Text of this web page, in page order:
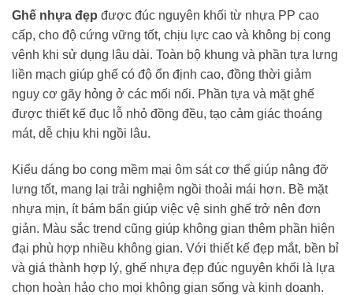
Ghế nhựa đẹp được đúc nguyên khối từ nhựa PP cao
cấp, cho độ cứng vững tốt, chịu lực cao và không bị cong
vênh khi sử dụng lâu dài. Toàn bộ khung và phần tựa lưng
liền mạch giúp ghế có độ ổn định cao, đồng thời giảm
nguy cơ gãy hỏng ở các mối nối. Phần tựa và mặt ghế
được thiết kế đục lỗ nhỏ đồng đều, tạo cảm giác thoáng
mát, dễ chịu khi ngồi lâu.
Kiểu dáng bo cong mềm mại ôm sát cơ thể giúp nâng đỡ
lưng tốt, mang lại trải nghiệm ngồi thoải mái hơn. Bề mặt
nhựa mịn, ít bám bẩn giúp việc vệ sinh ghế trở nên đơn
giản. Màu sắc trend cũng giúp không gian thêm phần hiện
đại phù hợp nhiều không gian. Với thiết kế đẹp mắt, bền bỉ
và giá thành hợp lý, ghế nhựa đẹp đúc nguyên khối là lựa
chọn hoàn hảo cho mọi không gian sống và kinh doanh.